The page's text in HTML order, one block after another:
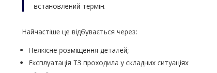
встановлений термін.
Найчастіше це відбувається через:
Неякісне розміщення деталей;
Експлуатація ТЗ проходила у складних ситуаціях